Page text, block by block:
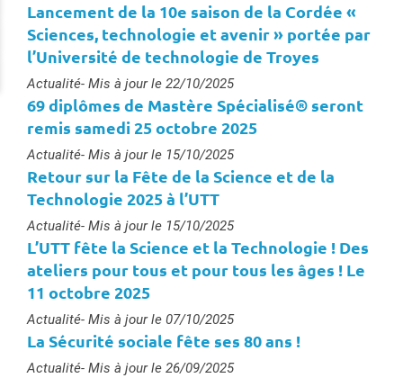
Lancement de la 10e saison de la Cordée «
Sciences, technologie et avenir » portée par
l’Université de technologie de Troyes
Type :
Actualité- Mis à jour le 22/10/2025
69 diplômes de Mastère Spécialisé® seront
remis samedi 25 octobre 2025
Type :
Actualité- Mis à jour le 15/10/2025
Retour sur la Fête de la Science et de la
Technologie 2025 à l’UTT
Type :
Actualité- Mis à jour le 15/10/2025
L’UTT fête la Science et la Technologie ! Des
ateliers pour tous et pour tous les âges ! Le
11 octobre 2025
Type :
Actualité- Mis à jour le 07/10/2025
La Sécurité sociale fête ses 80 ans !
Type :
Actualité- Mis à jour le 26/09/2025